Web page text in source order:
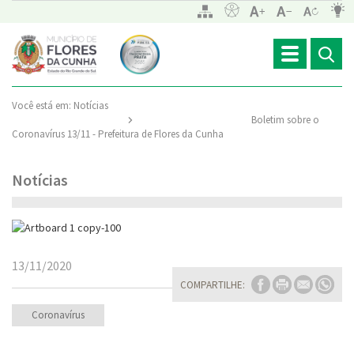
Toggle
navigation
Você está em: Notícias
Boletim sobre o
Coronavírus 13/11 - Prefeitura de Flores da Cunha
Notícias
COMPARTILHE:
13/11/2020
Coronavírus